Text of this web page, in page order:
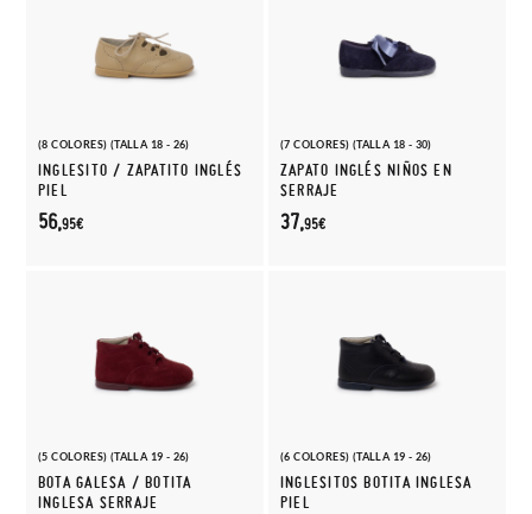
(8 COLORES) (TALLA 18 - 26)
INGLESITO / ZAPATITO INGLÉS
PIEL
56,95€
(7 COLORES) (TALLA 18 - 30)
ZAPATO INGLÉS NIÑOS EN
SERRAJE
37,95€
(5 COLORES) (TALLA 19 - 26)
BOTA GALESA / BOTITA
INGLESA SERRAJE
(6 COLORES) (TALLA 19 - 26)
INGLESITOS BOTITA INGLESA
PIEL